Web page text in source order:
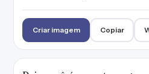
Criar imagem Copiar